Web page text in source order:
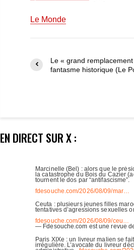
Le Monde
Le « grand
fantasme historique (Le
EN DIRECT SUR X :